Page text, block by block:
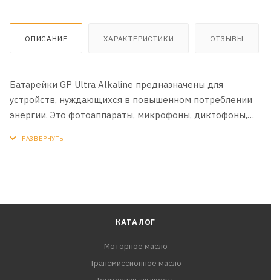
ОПИСАНИЕ ХАРАКТЕРИСТИКИ ОТЗЫВЫ
Батарейки GP Ultra Alkaline предназначены для
устройств, нуждающихся в повышенном потреблении
энергии. Это фотоаппараты, микрофоны, диктофоны,
КАТАЛОГ
Моторное масло
Трансмиссионное масло